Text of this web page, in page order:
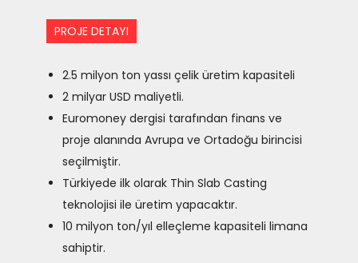
PROJE DETAYI
2.5 milyon ton yassı çelik üretim kapasiteli
2 milyar USD maliyetli.
Euromoney dergisi tarafından finans ve
proje alanında Avrupa ve Ortadoğu birincisi
seçilmiştir.
Türkiyede ilk olarak Thin Slab Casting
teknolojisi ile üretim yapacaktır.
10 milyon ton/yıl elleçleme kapasiteli limana
sahiptir.